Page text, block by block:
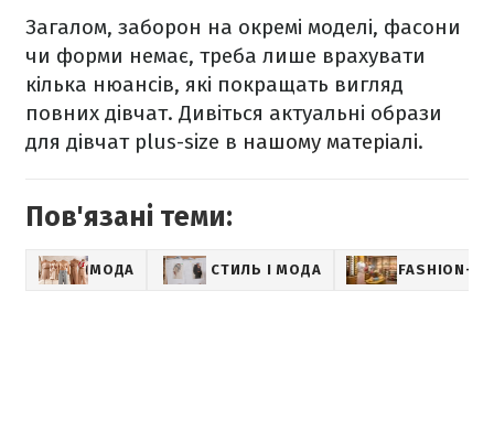
Загалом, заборон на окремі моделі, фасони
чи форми немає, треба лише врахувати
кілька нюансів, які покращать вигляд
повних дівчат. Дивіться актуальні образи
для дівчат plus-size в нашому матеріалі.
Пов'язані теми:
МОДА СТИЛЬ І МОДА FASHION-